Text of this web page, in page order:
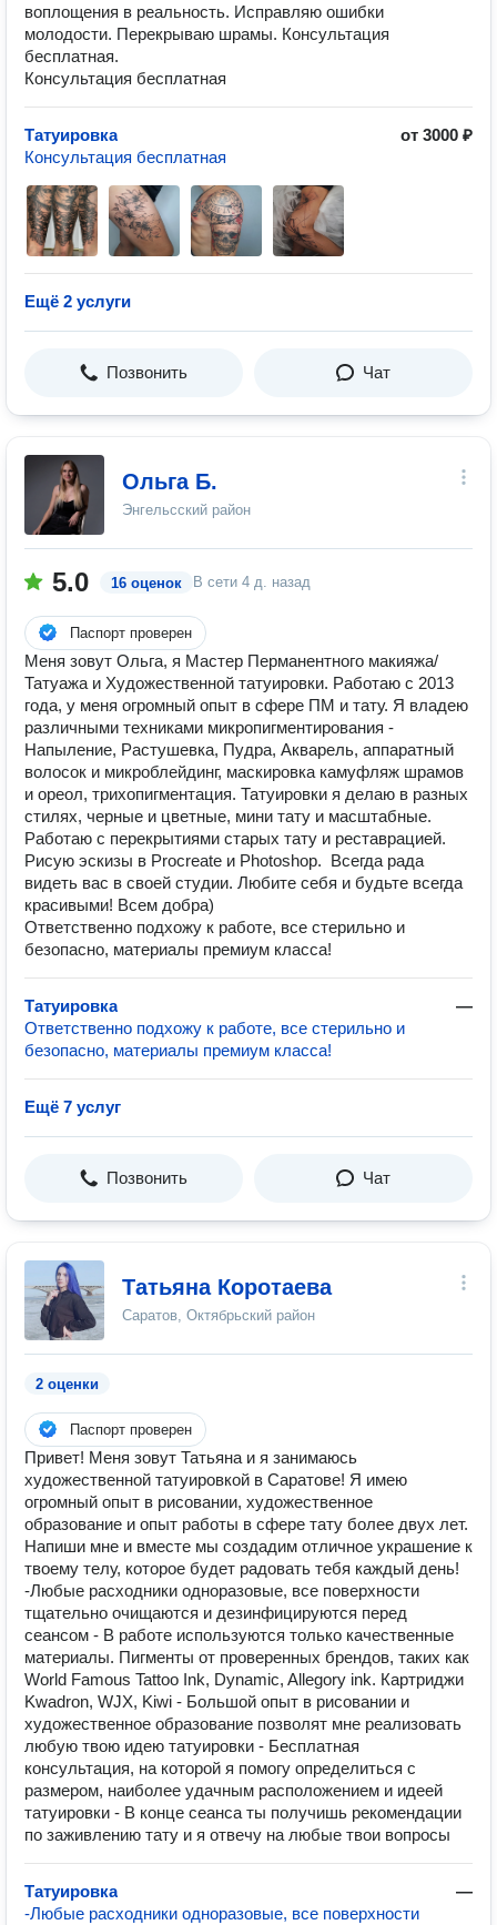
воплощения в реальность. Исправляю ошибки
молодости. Перекрываю шрамы. Консультация
бесплатная.
Консультация бесплатная
Татуировка
от 3000 ₽
Консультация бесплатная
Ещё 2 услуги
Позвонить Чат
Ольга Б.
Энгельсский район
5.0 16 оценок В сети 4 д. назад
Паспорт проверен
Меня зовут Ольга, я Мастер Перманентного макияжа/
Татуажа и Художественной татуировки. Работаю с 2013
года, у меня огромный опыт в сфере ПМ и тату. Я владею
различными техниками микропигментирования -
Напыление, Растушевка, Пудра, Акварель, аппаратный
волосок и микроблейдинг, маскировка камуфляж шрамов
и ореол, трихопигментация. Татуировки я делаю в разных
стилях, черные и цветные, мини тату и масштабные.
Работаю с перекрытиями старых тату и реставрацией.
Рисую эскизы в Procreate и Photoshop. Всегда рада
видеть вас в своей студии. Любите себя и будьте всегда
красивыми! Всем добра)
Ответственно подхожу к работе, все стерильно и
безопасно, материалы премиум класса!
Татуировка
—
Ответственно подхожу к работе, все стерильно и
безопасно, материалы премиум класса!
Ещё 7 услуг
Позвонить Чат
Татьяна Коротаева
Саратов, Октябрьский район
2 оценки
Паспорт проверен
Привет! Меня зовут Татьяна и я занимаюсь
художественной татуировкой в Саратове! Я имею
огромный опыт в рисовании, художественное
образование и опыт работы в сфере тату более двух лет.
Напиши мне и вместе мы создадим отличное украшение к
твоему телу, которое будет радовать тебя каждый день!
-Любые расходники одноразовые, все поверхности
тщательно очищаются и дезинфицируются перед
сеансом - В работе используются только качественные
материалы. Пигменты от проверенных брендов, таких как
World Famous Tattoo Ink, Dynamic, Allegory ink. Картриджи
Kwadron, WJX, Kiwi - Большой опыт в рисовании и
художественное образование позволят мне реализовать
любую твою идею татуировки - Бесплатная
консультация, на которой я помогу определиться с
размером, наиболее удачным расположением и идеей
татуировки - В конце сеанса ты получишь рекомендации
по заживлению тату и я отвечу на любые твои вопросы
Татуировка
—
-Любые расходники одноразовые, все поверхности